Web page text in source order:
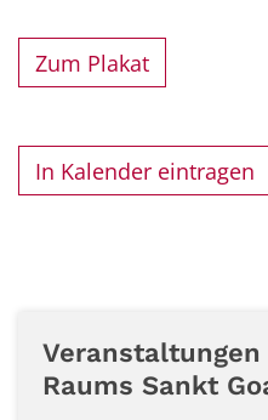
Zum Plakat
In Kalender eintragen
Raums Sankt